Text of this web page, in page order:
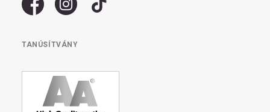
TANÚSÍTVÁNY